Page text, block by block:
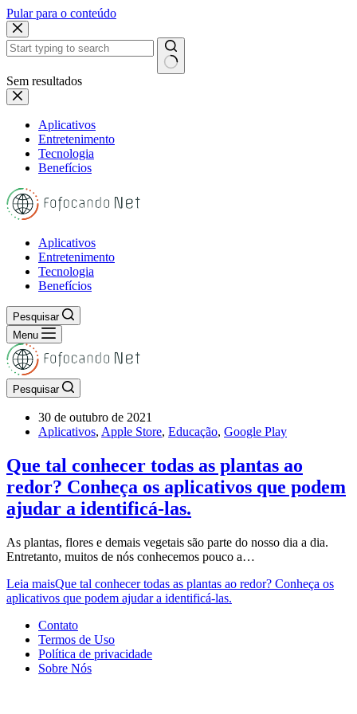
Pular para o conteúdo
Sem resultados
Aplicativos
Entretenimento
Tecnologia
Benefícios
Aplicativos
Entretenimento
Tecnologia
Benefícios
Pesquisar
Menu
Pesquisar
30 de outubro de 2021
Aplicativos, Apple Store, Educação, Google Play
Que tal conhecer todas as plantas ao
redor? Conheça os aplicativos que podem
ajudar a identificá-las.
As plantas, flores e demais vegetais são parte do nosso dia a dia.
Entretanto, muitos de nós conhecemos pouco a…
Leia maisQue tal conhecer todas as plantas ao redor? Conheça os
aplicativos que podem ajudar a identificá-las.
Contato
Termos de Uso
Política de privacidade
Sobre Nós